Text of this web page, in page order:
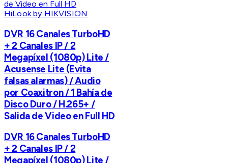
HiLook by HIKVISION
DVR 16 Canales TurboHD
+ 2 Canales IP / 2
Megapíxel (1080p) Lite /
Acusense Lite (Evita
falsas alarmas) / Audio
por Coaxitron / 1 Bahía de
Disco Duro / H.265+ /
Salida de Video en Full HD
DVR 16 Canales TurboHD
+ 2 Canales IP / 2
Megapíxel (1080p) Lite /